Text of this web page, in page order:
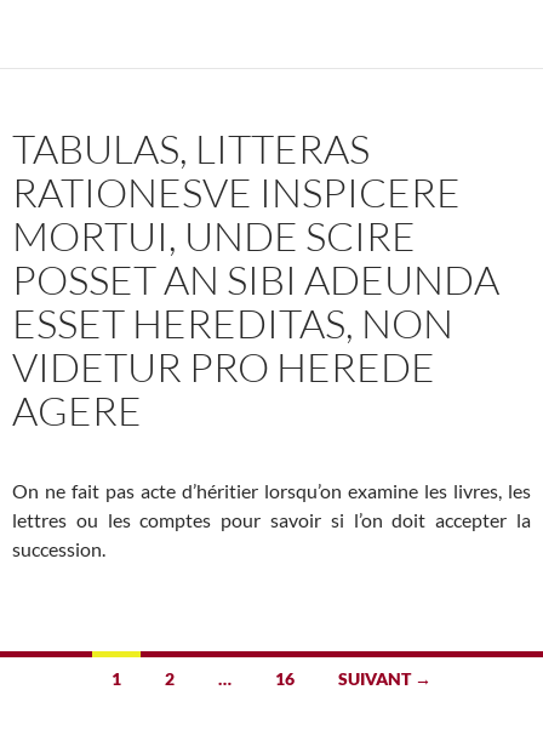
TABULAS, LITTERAS
RATIONESVE INSPICERE
MORTUI, UNDE SCIRE
POSSET AN SIBI ADEUNDA
ESSET HEREDITAS, NON
VIDETUR PRO HEREDE
AGERE
On ne fait pas acte d’héritier lorsqu’on examine les livres, les
lettres ou les comptes pour savoir si l’on doit accepter la
succession.
Navigation
1 2 … 16 SUIVANT →